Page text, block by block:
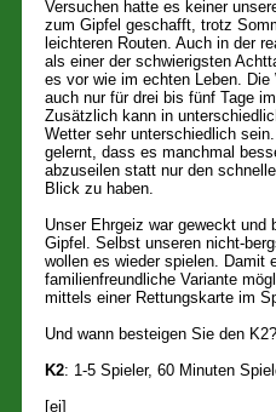
Versuchen hatte es keiner
zum Gipfel geschafft, trotz
leichteren Routen. Auch in der
als einer der schwierigsten
es vor wie im echten Leben. Die
auch nur für drei bis fünf Tage
Zusätzlich kann in
Wetter sehr unterschiedlich
gelernt, dass es manchmal
abzuseilen statt nur den
Blick zu haben.
Unser Ehrgeiz war geweckt
Gipfel. Selbst unseren nicht-
wollen es wieder spielen. Damit
familienfreundliche Variante
mittels einer Rettungskarte im
Und wann besteigen Sie den K2?
K2: 1-5 Spieler, 60 Minuten
[ej]